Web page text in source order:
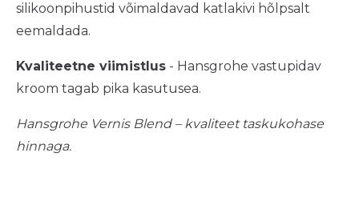
silikoonpihustid võimaldavad katlakivi hõlpsalt
eemaldada.
Kvaliteetne viimistlus - Hansgrohe vastupidav
kroom tagab pika kasutusea.
Hansgrohe Vernis Blend – kvaliteet taskukohase
hinnaga.